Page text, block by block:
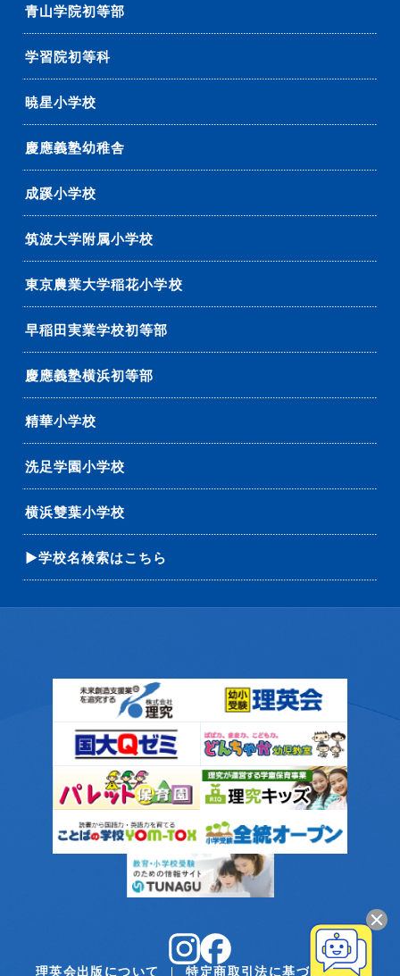
青山学院初等部
学習院初等科
暁星小学校
慶應義塾幼稚舎
成蹊小学校
筑波大学附属小学校
東京農業大学稲花小学校
早稲田実業学校初等部
慶應義塾横浜初等部
精華小学校
洗足学園小学校
横浜雙葉小学校
▶学校名検索はこちら
理英会出版について 特定商取引法に基づく表記